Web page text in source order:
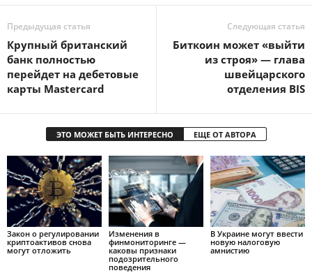
Предыдущая статья
Крупный британский
банк полностью
перейдет на дебетовые
карты Mastercard
Следующая статья
Биткоин может «выйти
из строя» — глава
швейцарского
отделения BIS
ЭТО МОЖЕТ БЫТЬ ИНТЕРЕСНО ЕЩЕ ОТ АВТОРА
Закон о регулировании
криптоактивов снова
могут отложить
Изменения в
финмониторинге —
каковы признаки
подозрительного
поведения
В Украине могут ввести
новую налоговую
амнистию